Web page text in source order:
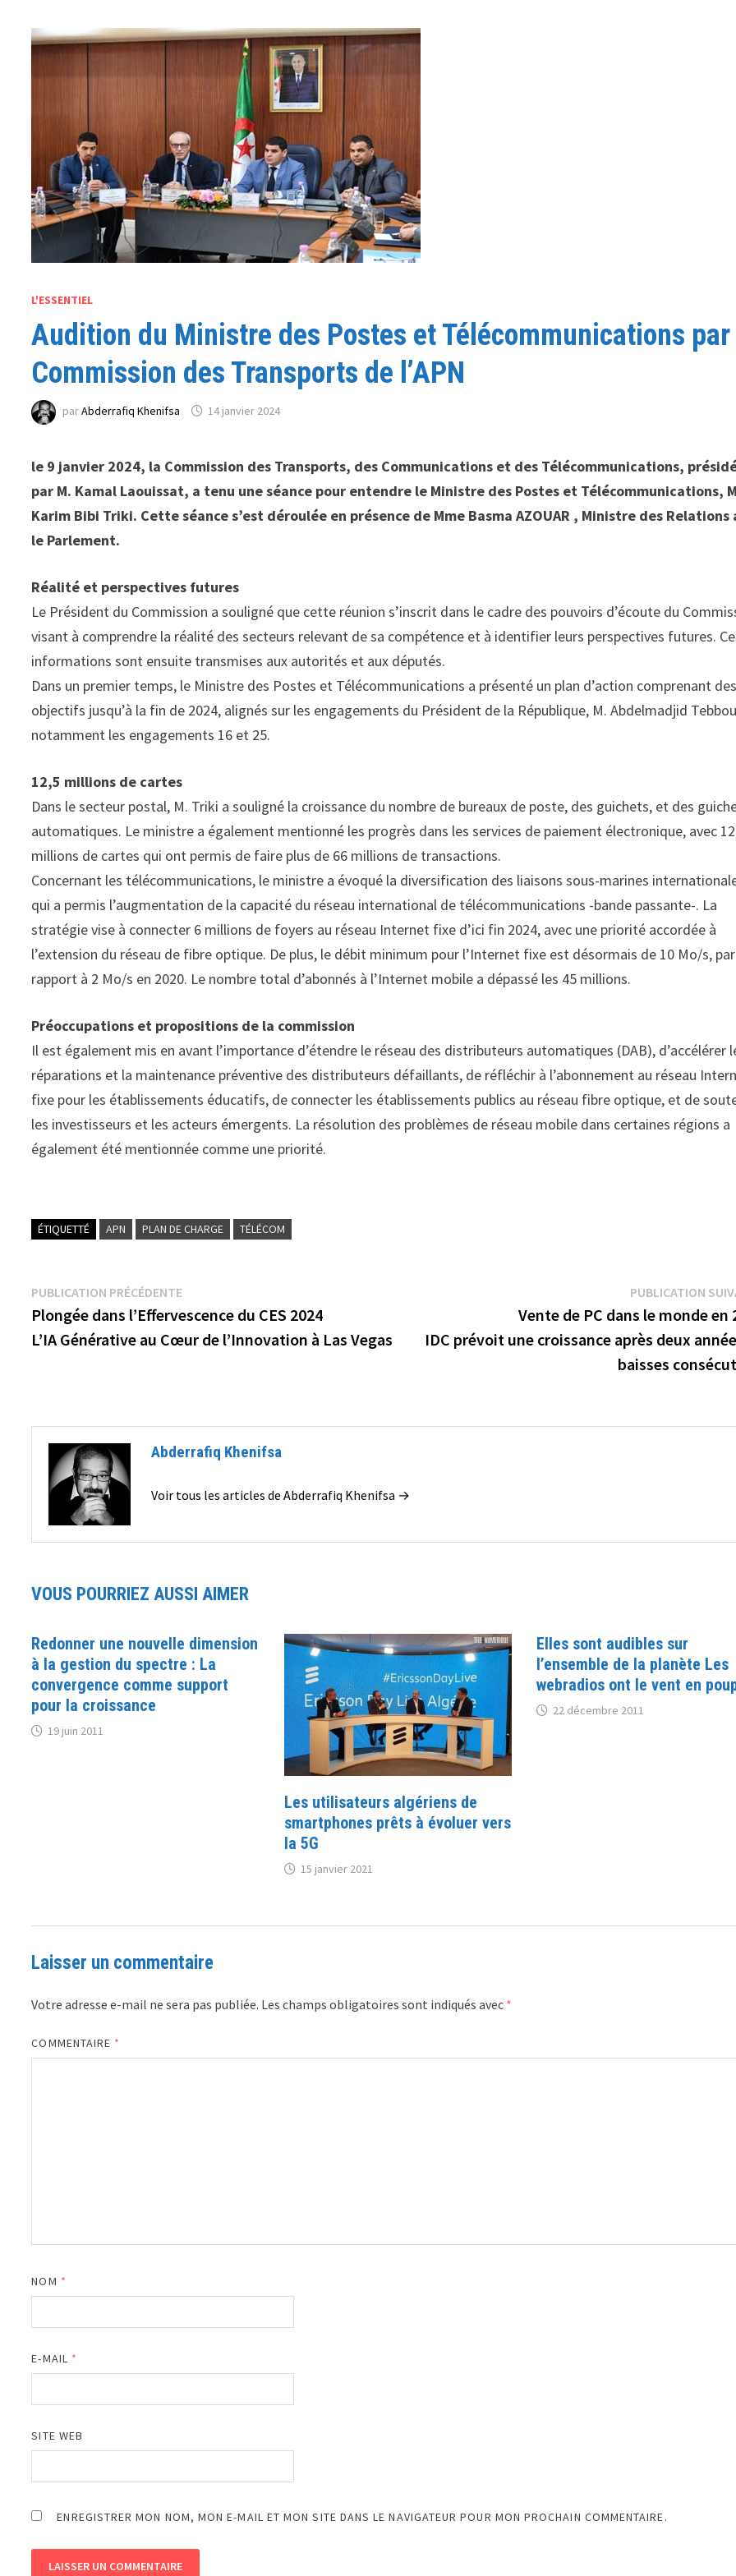
L'ESSENTIEL
Audition du Ministre des Postes et Télécommunications
Commission des Transports de l’APN
parAbderrafiq Khenifsa 14 janvier 2024
le 9 janvier 2024, la Commission des Transports, des Communications et des Télécommunications,
par M. Kamal Laouissat, a tenu une séance pour entendre le Ministre des Postes et Télécommunications,
Karim Bibi Triki. Cette séance s’est déroulée en présence de Mme Basma AZOUAR , Ministre des Relations
le Parlement.
Réalité et perspectives futures
Le Président du Commission a souligné que cette réunion s’inscrit dans le cadre des pouvoirs d’écoute du
visant à comprendre la réalité des secteurs relevant de sa compétence et à identifier leurs perspectives futures.
informations sont ensuite transmises aux autorités et aux députés.
Dans un premier temps, le Ministre des Postes et Télécommunications a présenté un plan d’action comprenant
objectifs jusqu’à la fin de 2024, alignés sur les engagements du Président de la République, M. Abdelmadjid
notamment les engagements 16 et 25.
12,5 millions de cartes
Dans le secteur postal, M. Triki a souligné la croissance du nombre de bureaux de poste, des guichets, et des
automatiques. Le ministre a également mentionné les progrès dans les services de paiement électronique, avec
millions de cartes qui ont permis de faire plus de 66 millions de transactions.
Concernant les télécommunications, le ministre a évoqué la diversification des liaisons sous-marines
qui a permis l’augmentation de la capacité du réseau international de télécommunications -bande passante-. La
stratégie vise à connecter 6 millions de foyers au réseau Internet fixe d’ici fin 2024, avec une priorité accordée à
l’extension du réseau de fibre optique. De plus, le débit minimum pour l’Internet fixe est désormais de 10 Mo/s, par
rapport à 2 Mo/s en 2020. Le nombre total d’abonnés à l’Internet mobile a dépassé les 45 millions.
Préoccupations et propositions de la commission
Il est également mis en avant l’importance d’étendre le réseau des distributeurs automatiques (DAB), d’accélérer
réparations et la maintenance préventive des distributeurs défaillants, de réfléchir à l’abonnement au réseau
fixe pour les établissements éducatifs, de connecter les établissements publics au réseau fibre optique, et de
les investisseurs et les acteurs émergents. La résolution des problèmes de réseau mobile dans certaines régions a
également été mentionnée comme une priorité.
ÉTIQUETTÉ APN PLAN DE CHARGE TÉLÉCOM
Navigation
de
PUBLICATION PRÉCÉDENTEPublication
précédente :
Plongée dans l’Effervescence du CES 2024
L’IA Générative au Cœur de l’Innovation à Las Vegas
PUBLICATION
Vente de PC dans le monde en
IDC prévoit une croissance après deux
baisses
Abderrafiq Khenifsa
Voir tous les articles de Abderrafiq Khenifsa →
VOUS POURRIEZ AUSSI AIMER
Redonner une nouvelle dimension
à la gestion du spectre : La
convergence comme support
pour la croissance
19 juin 2011
Les utilisateurs algériens de
smartphones prêts à évoluer vers
la 5G
15 janvier 2021
Elles sont audibles sur
l’ensemble de la planète Les
webradios ont le vent en
22 décembre 2011
Laisser un commentaire
Votre adresse e-mail ne sera pas publiée. Les champs obligatoires sont indiqués avec *
COMMENTAIRE *
NOM *
E-MAIL *
SITE WEB
ENREGISTRER MON NOM, MON E-MAIL ET MON SITE DANS LE NAVIGATEUR POUR MON PROCHAIN COMMENTAIRE.